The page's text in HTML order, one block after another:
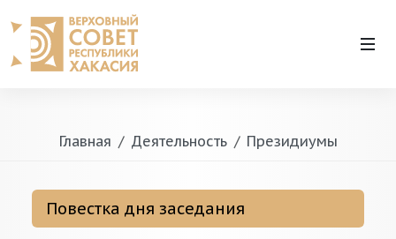
Главная Деятельность Президиумы
Повестка дня заседания